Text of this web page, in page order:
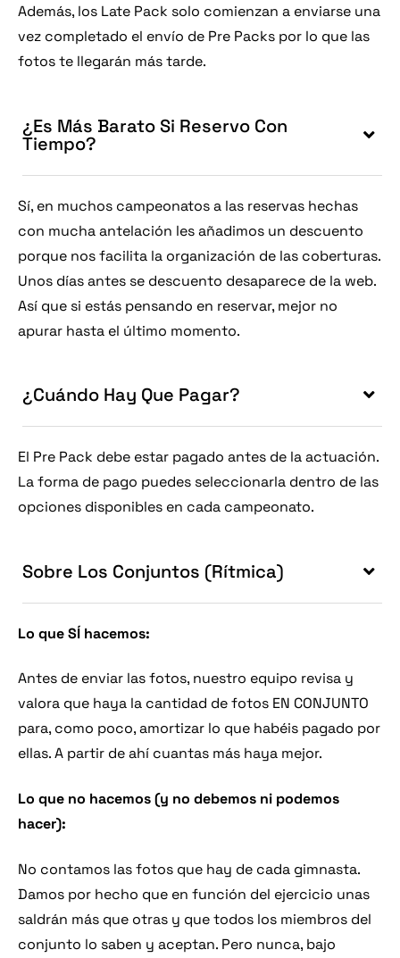
Además, los Late Pack solo comienzan a enviarse una
vez completado el envío de Pre Packs por lo que las
fotos te llegarán más tarde.
¿Es Más Barato Si Reservo Con
Tiempo?
Sí, en muchos campeonatos a las reservas hechas
con mucha antelación les añadimos un descuento
porque nos facilita la organización de las coberturas.
Unos días antes se descuento desaparece de la web.
Así que si estás pensando en reservar, mejor no
apurar hasta el último momento.
¿Cuándo Hay Que Pagar?
El Pre Pack debe estar pagado antes de la actuación.
La forma de pago puedes seleccionarla dentro de las
opciones disponibles en cada campeonato.
Sobre Los Conjuntos (Rítmica)
Lo que SÍ hacemos:
Antes de enviar las fotos, nuestro equipo revisa y
valora que haya la cantidad de fotos EN CONJUNTO
para, como poco, amortizar lo que habéis pagado por
ellas. A partir de ahí cuantas más haya mejor.
Lo que no hacemos (y no debemos ni podemos
hacer):
No contamos las fotos que hay de cada gimnasta.
Damos por hecho que en función del ejercicio unas
saldrán más que otras y que todos los miembros del
conjunto lo saben y aceptan. Pero nunca, bajo